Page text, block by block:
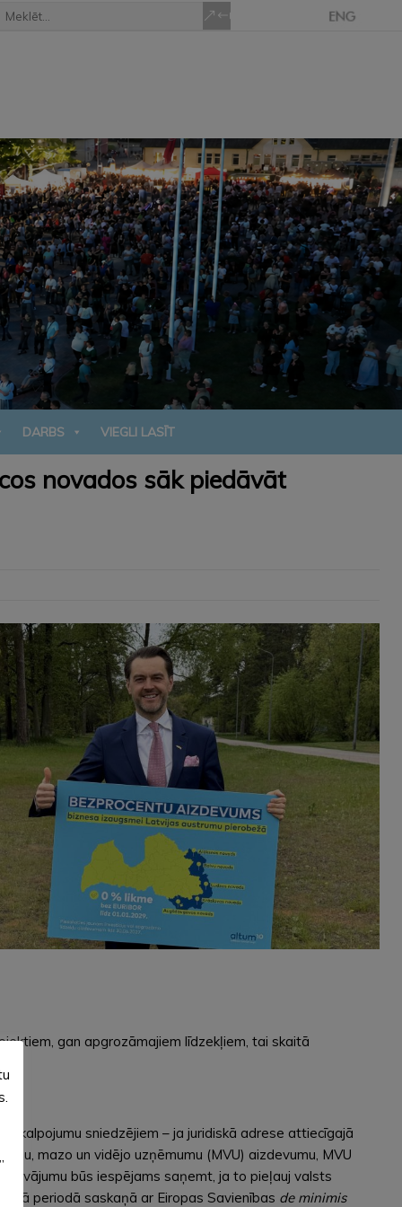
DARBS VIEGLI LASĪT
novados sāk piedāvāt
gan apgrozāmajiem līdzekļiem, tai skaitā
sniedzējiem – ja juridiskā adrese attiecīgajā
mazo un vidējo uzņēmumu (MVU) aizdevumu, MVU
būs iespējams saņemt, ja to pieļauj valsts
periodā saskaņā ar Eiropas Savienības de minimis